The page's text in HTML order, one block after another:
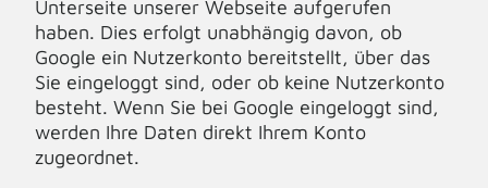
Unterseite unserer Webseite aufgerufen
haben. Dies erfolgt unabhängig davon, ob
Google ein Nutzerkonto bereitstellt, über das
Sie eingeloggt sind, oder ob keine Nutzerkonto
besteht. Wenn Sie bei Google eingeloggt sind,
werden Ihre Daten direkt Ihrem Konto
zugeordnet.